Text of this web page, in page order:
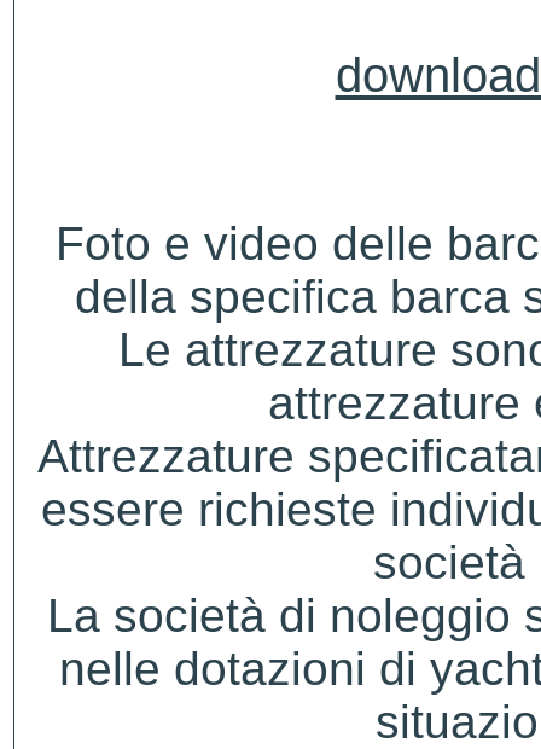
Foto e video delle
della specifica barca
Le attrezzature
attrezzature
Attrezzature
essere richieste
società
La società di noleggio
nelle dotazioni di